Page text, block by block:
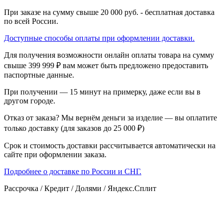
При заказе на сумму свыше 20 000 руб. - бесплатная доставка
по всей России.
Доступные способы оплаты при оформлении доставки.
Для получения возможности онлайн оплаты товара на сумму
свыше 399 999 ₽ вам может быть предложено предоставить
паспортные данные.
При получении — 15 минут на примерку, даже если вы в
другом городе.
Отказ от заказа? Мы вернём деньги за изделие — вы оплатите
только доставку (для заказов до 25 000 ₽)
Срок и стоимость доставки рассчитывается автоматически на
сайте при оформлении заказа.
Подробнее о доставке по России и СНГ.
Рассрочка / Кредит / Долями / Яндекс.Сплит